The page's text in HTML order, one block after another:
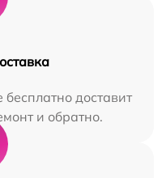
доставит
и обратно.